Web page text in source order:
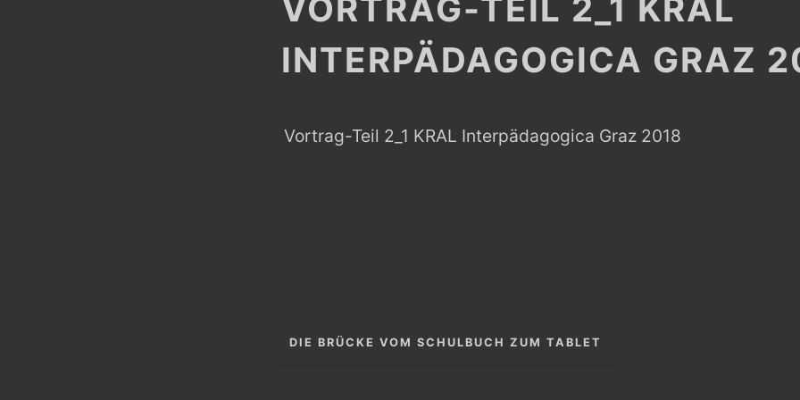
VORTRAG-TEIL 2_1 KRAL
INTERPÄDAGOGICA GRAZ
Vortrag-Teil 2_1 KRAL Interpädagogica Graz 2018
Beitragsnavigation
DIE BRÜCKE VOM SCHULBUCH ZUM TABLET